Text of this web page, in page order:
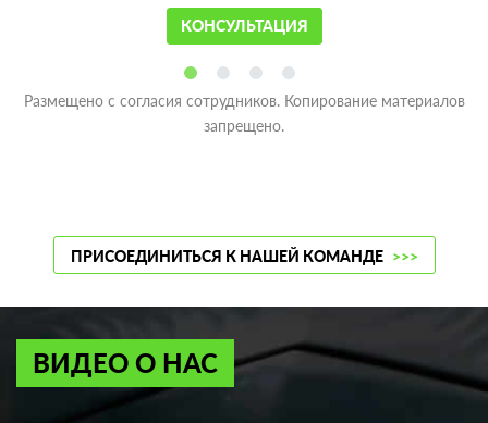
КОНСУЛЬТАЦИЯ
Размещено с согласия сотрудников. Копирование материалов
запрещено.
ПРИСОЕДИНИТЬСЯ К НАШЕЙ КОМАНДЕ >>>
ВИДЕО О НАС